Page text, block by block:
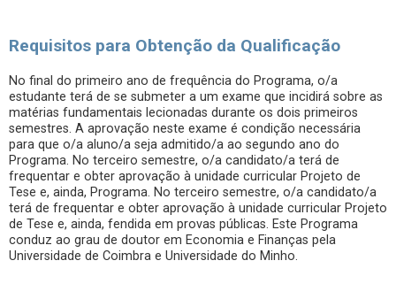
Requisitos para Obtenção da Qualificação
No final do primeiro ano de frequência do Programa, o/a
estudante terá de se submeter a um exame que incidirá sobre as
matérias fundamentais lecionadas durante os dois primeiros
semestres. A aprovação neste exame é condição necessária
para que o/a aluno/a seja admitido/a ao segundo ano do
Programa. No terceiro semestre, o/a candidato/a terá de
frequentar e obter aprovação à unidade curricular Projeto de
Tese e, ainda, Programa. No terceiro semestre, o/a candidato/a
terá de frequentar e obter aprovação à unidade curricular Projeto
de Tese e, ainda, fendida em provas públicas. Este Programa
conduz ao grau de doutor em Economia e Finanças pela
Universidade de Coimbra e Universidade do Minho.